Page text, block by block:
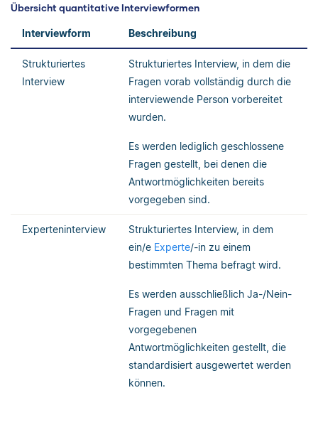
Übersicht quantitative Interviewformen
Interviewform Beschreibung
Strukturiertes
Interview
Strukturiertes Interview, in dem die
Fragen vorab vollständig durch die
interviewende Person vorbereitet
wurden.
Es werden lediglich geschlossene
Fragen gestellt, bei denen die
Antwortmöglichkeiten bereits
vorgegeben sind.
Experteninterview
Strukturiertes Interview, in dem
ein/e Experte/-in zu einem
bestimmten Thema befragt wird.
Es werden ausschließlich Ja-/Nein-
Fragen und Fragen mit
vorgegebenen
Antwortmöglichkeiten gestellt, die
standardisiert ausgewertet werden
können.